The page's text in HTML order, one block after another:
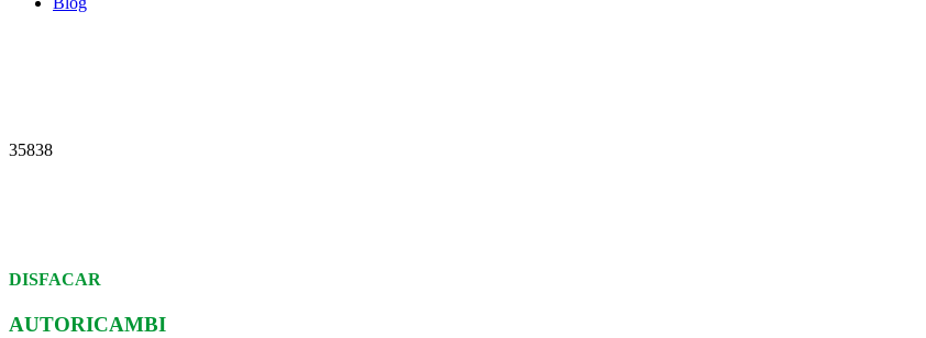
35838
DISFACAR
AUTORICAMBI